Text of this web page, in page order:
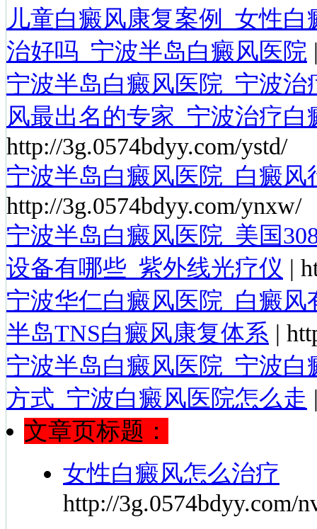
儿童白癜风康复案例_女性
治好吗_宁波半岛白癜风医院
宁波半岛白癜风医院_宁波
风最出名的专家_宁波治疗
http://3g.0574bdyy.com/ystd/
宁波半岛白癜风医院_白癜
http://3g.0574bdyy.com/ynxw/
宁波半岛白癜风医院_美国
设备有哪些_紫外线光疗仪 |
宁波华仁白癜风医院_白癜
半岛TNS白癜风康复体系 |
宁波半岛白癜风医院_宁波
方式_宁波白癜风医院怎么走
文章页标题：
女性白癜风怎么治疗
http://3g.0574bdyy.com/